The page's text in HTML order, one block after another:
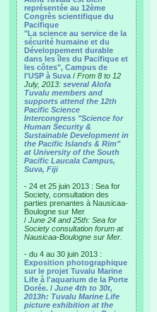
représentée au 12ème
Congrès scientifique du
Pacifique
"La science au service de la
sécurité humaine et du
Développement durable
dans les îles du Pacifique et
les côtes", Campus de
l'USP à Suva / From 8 to 12
July, 2013: several Alofa
Tuvalu members and
supports attend the 12th
Pacific Science
Intercongress "Science for
Human Security &
Sustainable Development in
the Pacific Islands & Rim"
at University of the South
Pacific Laucala Campus,
Suva, Fiji
- 24 et 25 juin 2013 : Sea for
Society, consultation des
parties prenantes à Nausicaa-
Boulogne sur Mer
/ June 24 and 25th: Sea for
Society consultation forum at
Nausicaa-Boulogne sur Mer.
- du 4 au 30 juin 2013 :
Exposition photographique
sur le projet Tuvalu Marine
Life à l'aquarium de la Porte
Dorée. / June 4th to 30t,
2013h: Tuvalu Marine Life
picture exhibition at the